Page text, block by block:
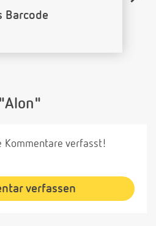
Barcode
Kommentare verfasst!
verfassen